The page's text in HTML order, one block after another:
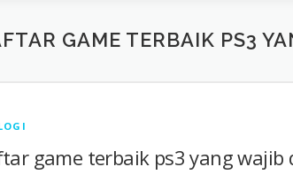
GAME TERBAIK PS3
game terbaik ps3 yang wajib